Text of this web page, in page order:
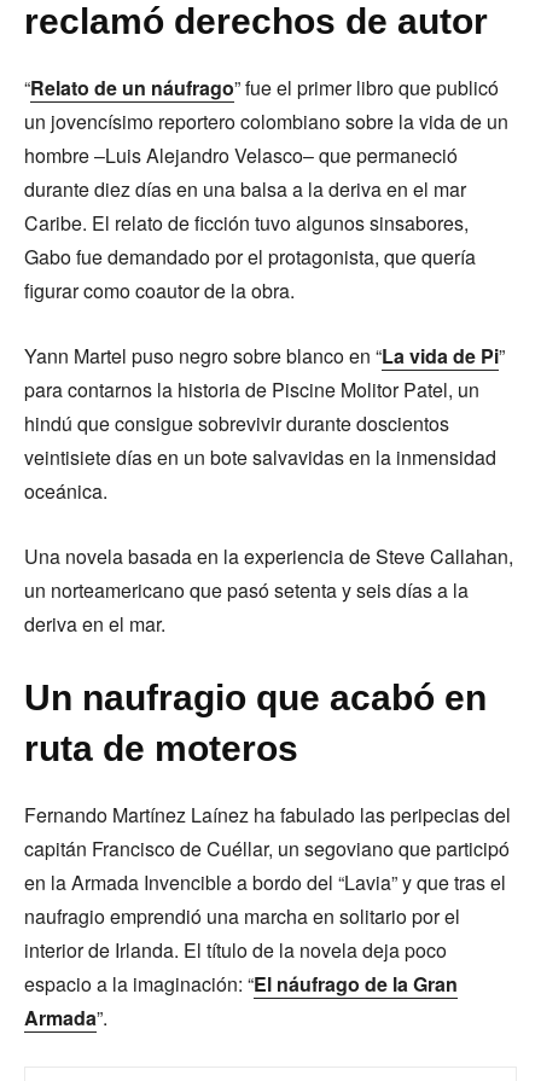
reclamó derechos de autor
“Relato de un náufrago” fue el primer libro que publicó
un jovencísimo reportero colombiano sobre la vida de un
hombre –Luis Alejandro Velasco– que permaneció
durante diez días en una balsa a la deriva en el mar
Caribe. El relato de ficción tuvo algunos sinsabores,
Gabo fue demandado por el protagonista, que quería
figurar como coautor de la obra.
Yann Martel puso negro sobre blanco en “La vida de Pi”
para contarnos la historia de Piscine Molitor Patel, un
hindú que consigue sobrevivir durante doscientos
veintisiete días en un bote salvavidas en la inmensidad
oceánica.
Una novela basada en la experiencia de Steve Callahan,
un norteamericano que pasó setenta y seis días a la
deriva en el mar.
Un naufragio que acabó en
ruta de moteros
Fernando Martínez Laínez ha fabulado las peripecias del
capitán Francisco de Cuéllar, un segoviano que participó
en la Armada Invencible a bordo del “Lavia” y que tras el
naufragio emprendió una marcha en solitario por el
interior de Irlanda. El título de la novela deja poco
espacio a la imaginación: “El náufrago de la Gran
Armada”.